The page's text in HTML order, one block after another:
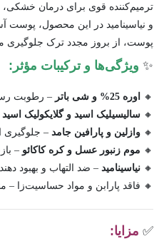
ترمیم‌کننده قوی برای درمان
و نیاسینامید در این محصول، پوست
پوست، از بروز مجدد ترک جلوگیری
✨ ویژگی‌ها و ترکیبات مؤثر:
🔸 اوره 25% و شی باتر
– رطوبت
🔸 سالیسیلیک اسید و گلایکولیک اسید
🔸 وازلین و پارافین جامد – جلوگیری
🔸 موم زنبور عسل و کره کاکائو –
🔸 نیاسینامید – ضد التهاب و بهبود
🔸 فاقد پارابن و مواد
✅ مزایا: